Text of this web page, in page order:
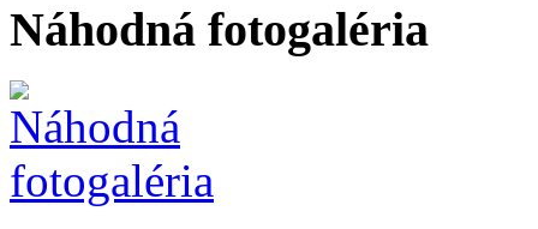
Náhodná fotogaléria